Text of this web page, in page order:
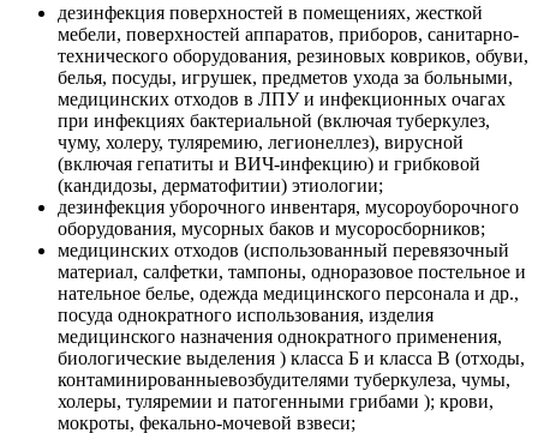
дезинфекция поверхностей в помещениях, жесткой
мебели, поверхностей аппаратов, приборов, санитарно-
технического оборудования, резиновых ковриков, обуви,
белья, посуды, игрушек, предметов ухода за больными,
медицинских отходов в ЛПУ и инфекционных очагах
при инфекциях бактериальной (включая туберкулез,
чуму, холеру, туляремию, легионеллез), вирусной
(включая гепатиты и ВИЧ-инфекцию) и грибковой
(кандидозы, дерматофитии) этиологии;
дезинфекция уборочного инвентаря, мусороуборочного
оборудования, мусорных баков и мусоросборников;
медицинских отходов (использованный перевязочный
материал, салфетки, тампоны, одноразовое постельное и
нательное белье, одежда медицинского персонала и др.,
посуда однократного использования, изделия
медицинского назначения однократного применения,
биологические выделения ) класса Б и класса В (отходы,
контаминированныевозбудителями туберкулеза, чумы,
холеры, туляремии и патогенными грибами ); крови,
мокроты, фекально-мочевой взвеси;